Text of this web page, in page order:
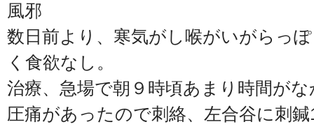
風邪
数日前より、寒気がし喉がいがらっ
く食欲なし。
治療、急場で朝９時頃あまり時間が
圧痛があったので刺絡、左合谷に刺